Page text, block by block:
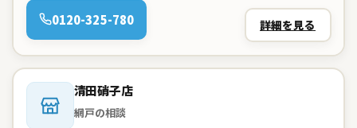
電話：
0120-325-780 詳細を見る
会社名：
清田硝子店
網戸の相談